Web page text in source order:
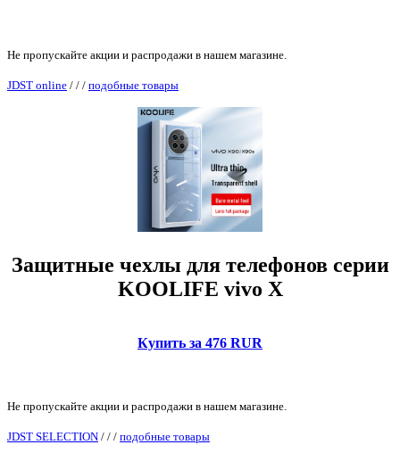
Не пропускайте акции и распродажи в нашем магазине.
JDST online / / / подобные товары
Защитные чехлы для телефонов серии
KOOLIFE vivo X
Купить за 476 RUR
Не пропускайте акции и распродажи в нашем магазине.
JDST SELECTION / / / подобные товары